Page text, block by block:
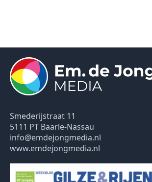
Smederijstraat 11
5111 PT Baarle-Nassau
info@emdejongmedia.nl
www.emdejongmedia.nl